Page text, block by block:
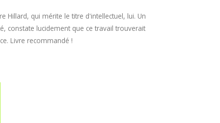
Hillard, qui mérite le titre d'intellectuel, lui. Un
constate lucidement que ce travail trouverait
Livre recommandé !